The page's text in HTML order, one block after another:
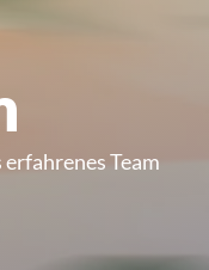
Team